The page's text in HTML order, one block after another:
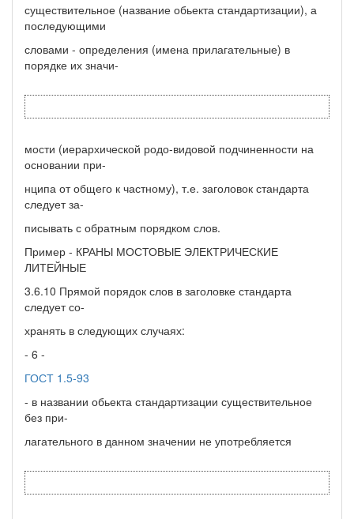
существительное (название обьекта стандартизации), а
последующими
словами - определения (имена прилагательные) в
порядке их значи-
мости (иерархической родо-видовой подчиненности на
основании при-
нципа от общего к частному), т.е. заголовок стандарта
следует за-
писывать с обратным порядком слов.
Пример - КРАНЫ МОСТОВЫЕ ЭЛЕКТРИЧЕСКИЕ
ЛИТЕЙНЫЕ
3.6.10 Прямой порядок слов в заголовке стандарта
следует со-
хранять в следующих случаях:
- 6 -
ГОСТ 1.5-93
- в названии обьекта стандартизации существительное
без при-
лагательного в данном значении не употребляется